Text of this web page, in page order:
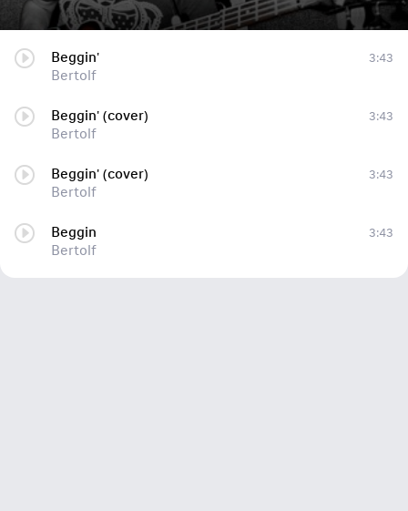
Beggin'
Bertolf
3:43
Beggin' (cover)
Bertolf
3:43
Beggin' (cover)
Bertolf
3:43
Beggin
Bertolf
3:43